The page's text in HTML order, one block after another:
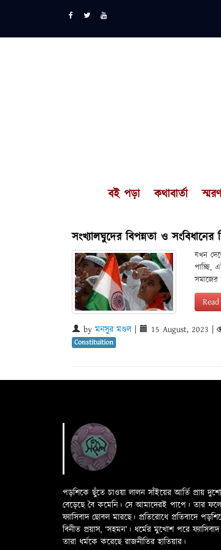
বই পড়া কথাবার্তা
সংখ্যালঘুদের বিপন্নতা ও সংবিধানের
যখন
পাচ্ছি,
সমাজের
byমনসুর মণ্ডল| 15 August, 2023
Constituition
পড়শিকে ছুঁতে চাওয়া লালন সাঁইয়ের আর্তি প্রায়
বেড়েছে বৈ কমেনি। সে আমাদেরই পাপে। তার ফলে
ফ্যাসিবাদ ছোবল মারছে। প্রতিরোধে
বিনীত প্রয়াস, ‘সহমন’। ধর্মের মুখোশ পরে
তারা ধর্মকে করেছে রাজনীতির হাতিয়ার।